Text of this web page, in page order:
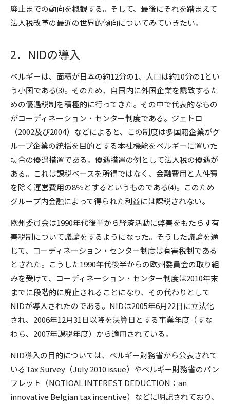
廃止までの動向を概観する。そして、最後にそれを踏まえて
法人税改革の最近の世界的傾向についてみていきたい。
2．NIDの導入
ベルギーは、面積が日本の約12分の1、人口は約10分の1とい
う小国である⑶。そのため、自国内に外国企業を誘致するた
めの優遇税制を積極的に行ってきた。その中で代表的なもの
がコーディネーション・センター制度である。ジェトロ
（2002及び2004）などによると、この制度は多国籍企業がグ
ループ企業の統括を目的とする本社機能をベルギーに置いた
場合の優遇措置である。優遇措置の例として法人税の優遇が
ある。これは課税ベースを所得ではなく、金融費用と人件費
を除く運営費用の8％とするというものである⑷。このため
グループ内金融によって得られた利益には課税されない。
欧州委員会は1990年代後半から経済活動に弊害をもたらす有
害税制について議論をするようになった。そうした議論を通
じて、コーディネーション・センター制度は有害税制である
とされた。こうした1990年代後半からの欧州委員会の取り組
みを受けて、コーディネーション・センター制度は2010年末
までに段階的に廃止されることになり、その代わりとして
NIDが導入されたのである。NIDは2005年6月22日に立法化
され、2006年12月31日以降を決算日とする事業年度（すな
わち、2007年課税年度）から適用されている。
NID導入の目的については、ベルギー財務省から公表されて
いるTax Survey（July 2010 issue）やベルギー財務省のパン
フレット（NOTIOAL INTEREST DEDUCTION：an
innovative Belgian tax incentive）などに明記されており、